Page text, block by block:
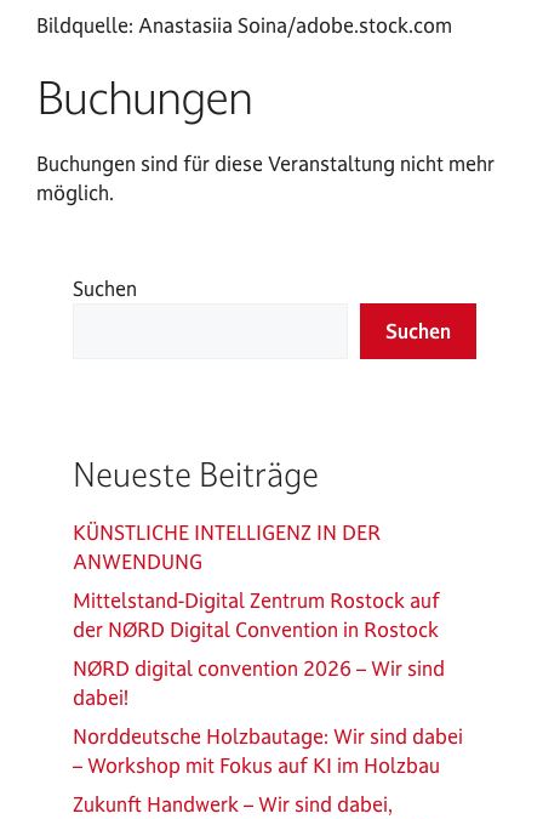
Bildquelle: Anastasiia Soina/adobe.stock.com
Buchungen
Buchungen sind für diese Veranstaltung nicht mehr
möglich.
Suchen
Suchen
Neueste Beiträge
KÜNSTLICHE INTELLIGENZ IN DER
ANWENDUNG
Mittelstand-Digital Zentrum Rostock auf
der NØRD Digital Convention in Rostock
NØRD digital convention 2026 – Wir sind
dabei!
Norddeutsche Holzbautage: Wir sind dabei
– Workshop mit Fokus auf KI im Holzbau
Zukunft Handwerk – Wir sind dabei,